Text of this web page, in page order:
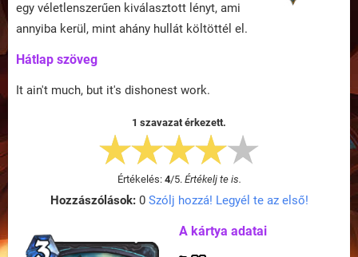
egy véletlenszerűen kiválasztott lényt, ami
annyiba kerül, mint ahány hullát költöttél el.
Hátlap szöveg
It ain't much, but it's dishonest work.
1 szavazat érkezett.
Értékelés: 4/5. Értékelj te is.
Hozzászólások:0 Szólj hozzá! Legyél te az első!
A kártya adatai